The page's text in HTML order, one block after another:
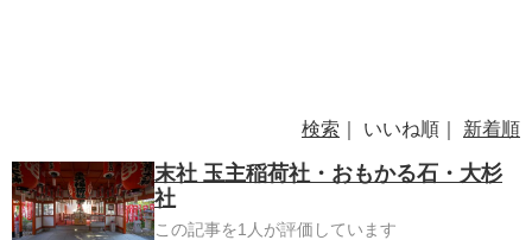
検索 ｜ いいね順｜ 新着順
末社 玉主稲荷社・おもかる石・大杉
社
この記事を1人が評価しています